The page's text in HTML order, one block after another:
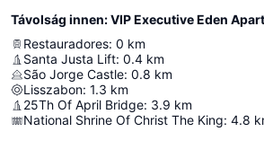
Távolság innen: VIP Executive Eden
Restauradores: 0 km
Santa Justa Lift: 0.4 km
São Jorge Castle: 0.8 km
Lisszabon: 1.3 km
25Th Of April Bridge: 3.9 km
National Shrine Of Christ The King: 4.8